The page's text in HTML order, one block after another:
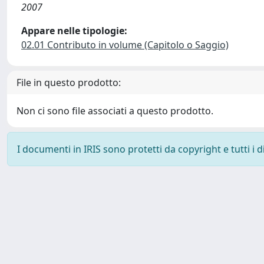
2007
Appare nelle tipologie:
02.01 Contributo in volume (Capitolo o Saggio)
File in questo prodotto:
Non ci sono file associati a questo prodotto.
I documenti in IRIS sono protetti da copyright e tutti i